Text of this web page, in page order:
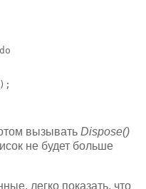
вызывать Dispose()
не будет больше
легко показать, что